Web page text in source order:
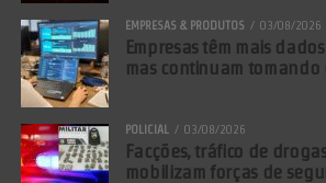
EMPRESAS & PRODUTOS 03/08/2026
Empresas têm mais
mas continuam tomando
POLICIAL 03/08/2026
Facções, tráfico de
mobilizam forças de